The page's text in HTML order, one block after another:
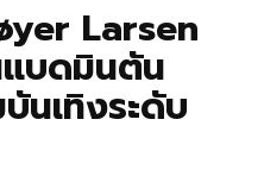
Larsen
บดมินตัน
นเทิงระดับ